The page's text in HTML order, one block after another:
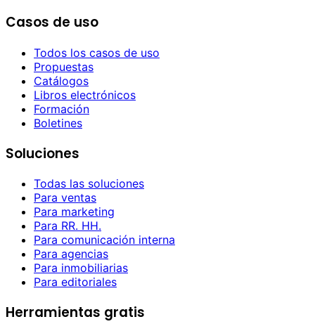
Casos de uso
Todos los casos de uso
Propuestas
Catálogos
Libros electrónicos
Formación
Boletines
Soluciones
Todas las soluciones
Para ventas
Para marketing
Para RR. HH.
Para comunicación interna
Para agencias
Para inmobiliarias
Para editoriales
Herramientas gratis